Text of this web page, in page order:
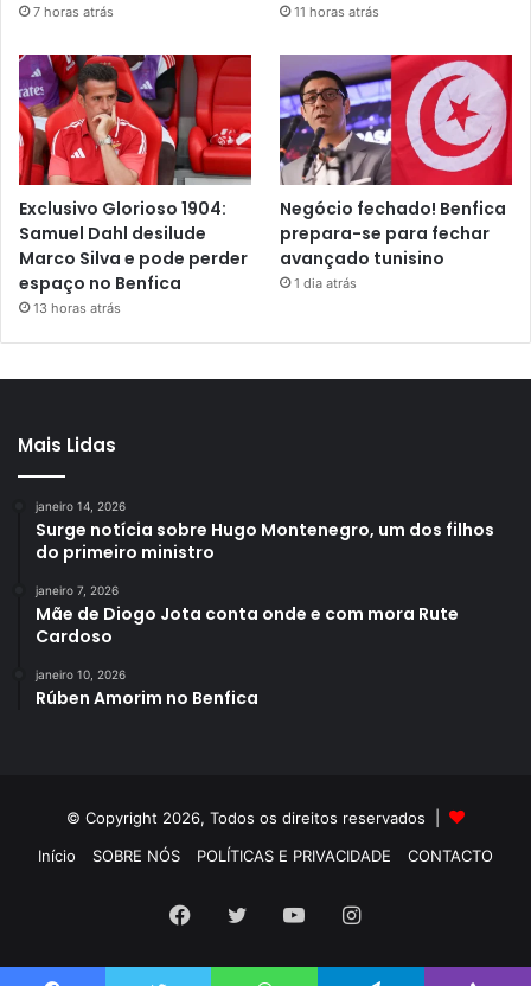
7 horas atrás 11 horas atrás
Exclusivo Glorioso 1904:
Samuel Dahl desilude
Marco Silva e pode perder
espaço no Benfica
13 horas atrás
Negócio fechado! Benfica
prepara-se para fechar
avançado tunisino
1 dia atrás
Mais Lidas
janeiro 14, 2026
Surge notícia sobre Hugo Montenegro, um dos filhos
do primeiro ministro
janeiro 7, 2026
Mãe de Diogo Jota conta onde e com mora Rute
Cardoso
janeiro 10, 2026
Rúben Amorim no Benfica
© Copyright 2026, Todos os direitos reservados |
Início
SOBRE NÓS POLÍTICAS E PRIVACIDADE CONTACTO
Facebook
TwitterYouTubeInstagram